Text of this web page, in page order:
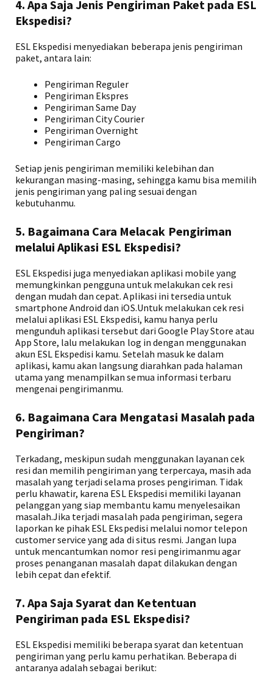
4. Apa Saja Jenis Pengiriman Paket pada ESL
Ekspedisi?
ESL Ekspedisi menyediakan beberapa jenis pengiriman
paket, antara lain:
Pengiriman Reguler
Pengiriman Ekspres
Pengiriman Same Day
Pengiriman City Courier
Pengiriman Overnight
Pengiriman Cargo
Setiap jenis pengiriman memiliki kelebihan dan
kekurangan masing-masing, sehingga kamu bisa memilih
jenis pengiriman yang paling sesuai dengan
kebutuhanmu.
5. Bagaimana Cara Melacak Pengiriman
melalui Aplikasi ESL Ekspedisi?
ESL Ekspedisi juga menyediakan aplikasi mobile yang
memungkinkan pengguna untuk melakukan cek resi
dengan mudah dan cepat. Aplikasi ini tersedia untuk
smartphone Android dan iOS.Untuk melakukan cek resi
melalui aplikasi ESL Ekspedisi, kamu hanya perlu
mengunduh aplikasi tersebut dari Google Play Store atau
App Store, lalu melakukan log in dengan menggunakan
akun ESL Ekspedisi kamu. Setelah masuk ke dalam
aplikasi, kamu akan langsung diarahkan pada halaman
utama yang menampilkan semua informasi terbaru
mengenai pengirimanmu.
6. Bagaimana Cara Mengatasi Masalah pada
Pengiriman?
Terkadang, meskipun sudah menggunakan layanan cek
resi dan memilih pengiriman yang terpercaya, masih ada
masalah yang terjadi selama proses pengiriman. Tidak
perlu khawatir, karena ESL Ekspedisi memiliki layanan
pelanggan yang siap membantu kamu menyelesaikan
masalah.Jika terjadi masalah pada pengiriman, segera
laporkan ke pihak ESL Ekspedisi melalui nomor telepon
customer service yang ada di situs resmi. Jangan lupa
untuk mencantumkan nomor resi pengirimanmu agar
proses penanganan masalah dapat dilakukan dengan
lebih cepat dan efektif.
7. Apa Saja Syarat dan Ketentuan
Pengiriman pada ESL Ekspedisi?
ESL Ekspedisi memiliki beberapa syarat dan ketentuan
pengiriman yang perlu kamu perhatikan. Beberapa di
antaranya adalah sebagai berikut: